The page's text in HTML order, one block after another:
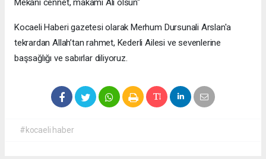
Mekânı cennet, makamı Ali olsun"
Kocaeli Haberi gazetesi olarak Merhum Dursunali Arslan'a
tekrardan Allah’tan rahmet, Kederli Ailesi ve sevenlerine
başsağlığı ve sabırlar diliyoruz.
#kocaeli haber